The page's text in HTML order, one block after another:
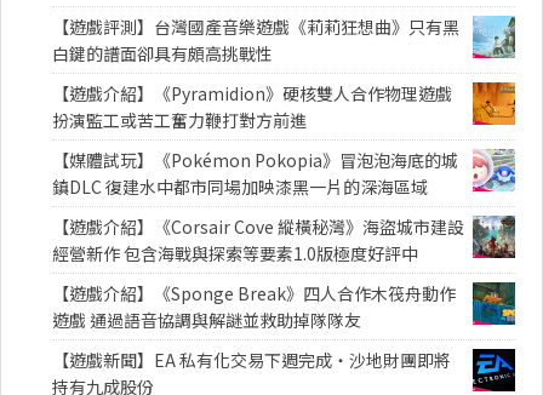
【遊戲評測】台灣國產音樂遊戲《莉莉狂想曲》只有黑
白鍵的譜面卻具有頗高挑戰性
【遊戲介紹】《Pyramidion》硬核雙人合作物理遊戲
扮演監工或苦工奮力鞭打對方前進
【媒體試玩】《Pokémon Pokopia》冒泡泡海底的城
鎮DLC 復建水中都市同場加映漆黑一片的深海區域
【遊戲介紹】《Corsair Cove 縱橫秘灣》海盜城市建設
經營新作 包含海戰與探索等要素1.0版極度好評中
【遊戲介紹】《Sponge Break》四人合作木筏舟動作
遊戲 通過語音協調與解謎並救助掉隊隊友
【遊戲新聞】EA 私有化交易下週完成・沙地財團即將
持有九成股份